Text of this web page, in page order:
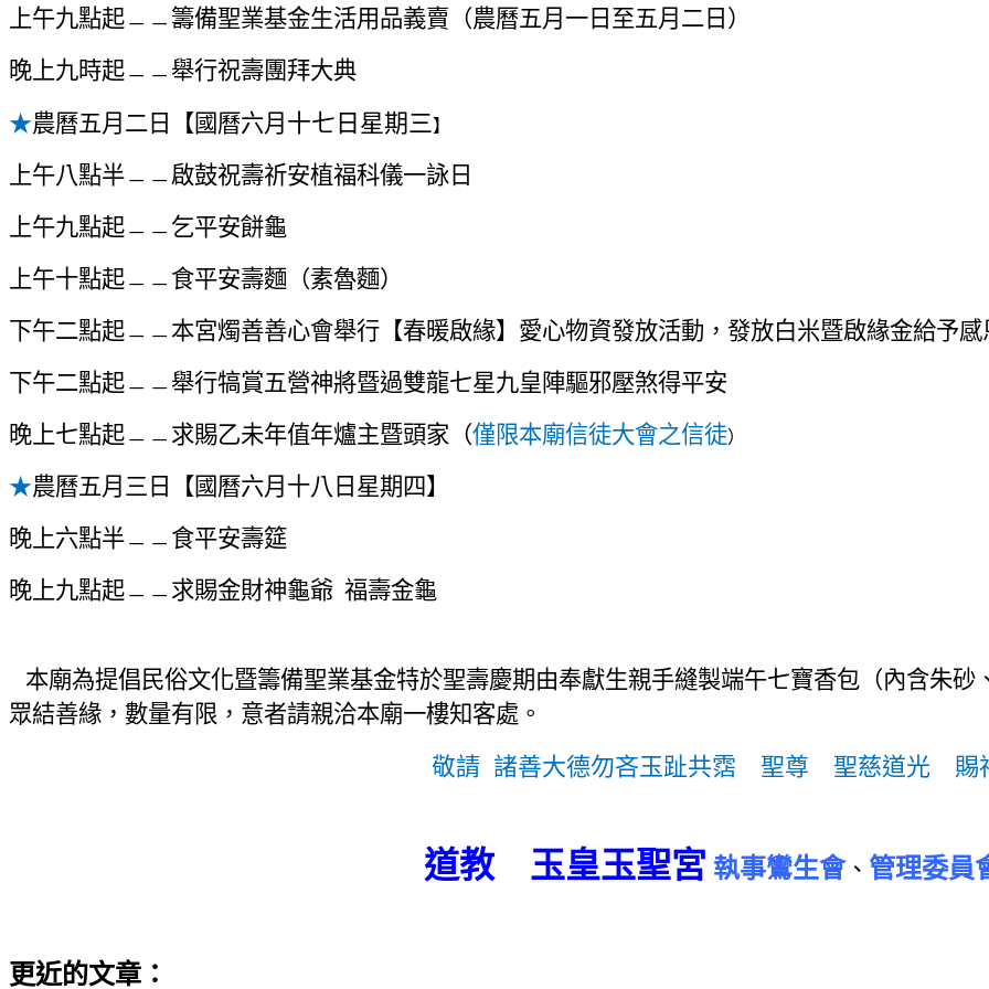
上午九點起﹘﹘ 籌備聖業基金生活用品義賣（農曆五月一日 至五月二日）
晚上九時起﹘﹘ 舉行祝壽團拜大典
★農曆五月二日【 國曆六月 十七日星期三】
上午八點半﹘﹘啟鼓祝壽祈安植福科儀一詠日
上午九點起﹘﹘ 乞平安餅龜
上午十點起﹘﹘ 食平安壽麵（素魯麵）
下午二點起﹘﹘ 本宮燭善善心會舉行【春暖啟緣】 愛心物資發放活動，發放白米暨啟緣金給予感
下午二點起﹘﹘ 舉行犒賞五營神將暨過雙龍七星九皇陣驅邪壓煞得平安
晚上七點起﹘﹘ 求賜乙未年值年爐主暨頭家（僅限本廟信徒大會之信徒）
★農曆五月三日【 國曆六月 十八 日星期 四】
晚上六點半﹘﹘ 食平安壽筵
晚上九點起﹘﹘ 求賜金財神龜爺 福壽金龜
本廟為提倡民俗文化暨籌備聖業基金特於聖壽慶期由奉獻生親手縫製端午七寶香包（內含朱砂
眾結善緣 ， 數量有限，意者請親洽本廟一樓知客處。
敬請 諸善大德勿吝玉趾共霑 聖尊 聖慈道光 賜
道教 玉皇玉聖宮 執事鸞生會、 管理委員
更近的文章：